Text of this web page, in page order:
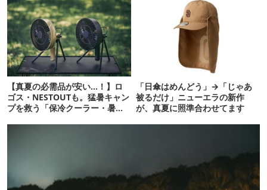
【真夏の必需品が安い…！】ロ
ゴス・NESTOUTも。猛暑キャン
プを救う「保冷クーラー・暑さ
「日傘はめんどう」→「じゃあ
被るだけ」ニューエラの新作
が、真夏に照準合わせてます